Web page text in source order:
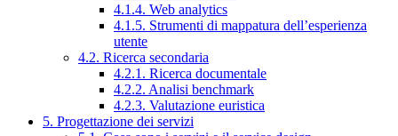
4.1.4. Web analytics
4.1.5. Strumenti di mappatura dell’esperienza
utente
4.2. Ricerca secondaria
4.2.1. Ricerca documentale
4.2.2. Analisi benchmark
4.2.3. Valutazione euristica
5. Progettazione dei servizi